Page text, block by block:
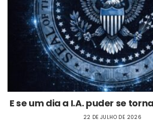
E se um dia a I.A. puder se
22 DE JULHO DE 2026